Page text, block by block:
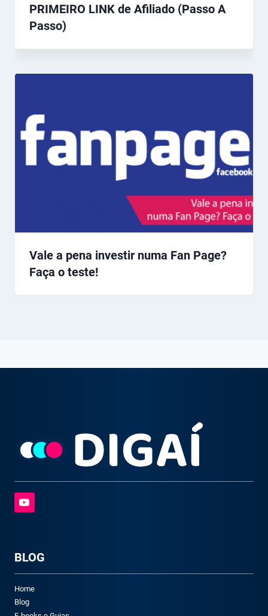
PRIMEIRO LINK de Afiliado (Passo A
Passo)
Vale a pena investir numa Fan Page?
Faça o teste!
BLOG
Home
Blog